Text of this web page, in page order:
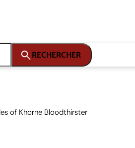
RECHERCHER
of Khorne Bloodthirster